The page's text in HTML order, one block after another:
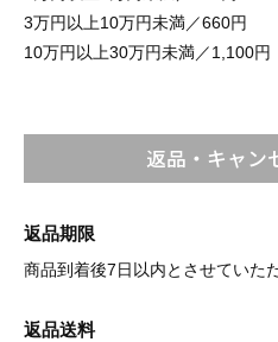
3万円以上10万円未満／660円
10万円以上30万円未満／1,100円
返品・キャン
返品期限
商品到着後7日以内とさせていた
返品送料